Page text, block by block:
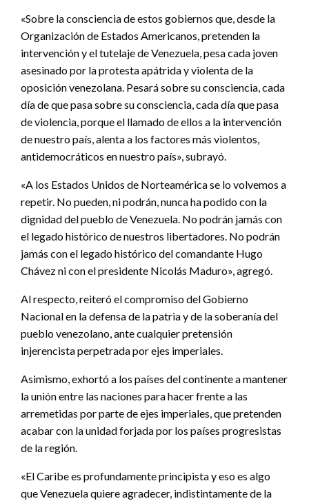
«Sobre la consciencia de estos gobiernos que, desde la
Organización de Estados Americanos, pretenden la
intervención y el tutelaje de Venezuela, pesa cada joven
asesinado por la protesta apátrida y violenta de la
oposición venezolana. Pesará sobre su consciencia, cada
día de que pasa sobre su consciencia, cada día que pasa
de violencia, porque el llamado de ellos a la intervención
de nuestro país, alenta a los factores más violentos,
antidemocráticos en nuestro país», subrayó.
«A los Estados Unidos de Norteamérica se lo volvemos a
repetir. No pueden, ni podrán, nunca ha podido con la
dignidad del pueblo de Venezuela. No podrán jamás con
el legado histórico de nuestros libertadores. No podrán
jamás con el legado histórico del comandante Hugo
Chávez ni con el presidente Nicolás Maduro», agregó.
Al respecto, reiteró el compromiso del Gobierno
Nacional en la defensa de la patria y de la soberanía del
pueblo venezolano, ante cualquier pretensión
injerencista perpetrada por ejes imperiales.
Asimismo, exhortó a los países del continente a mantener
la unión entre las naciones para hacer frente a las
arremetidas por parte de ejes imperiales, que pretenden
acabar con la unidad forjada por los países progresistas
de la región.
«El Caribe es profundamente principista y eso es algo
que Venezuela quiere agradecer, indistintamente de la